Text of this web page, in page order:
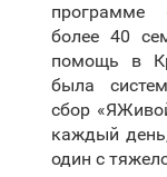
более 40
помощь в
была
сбор
каждый
один с